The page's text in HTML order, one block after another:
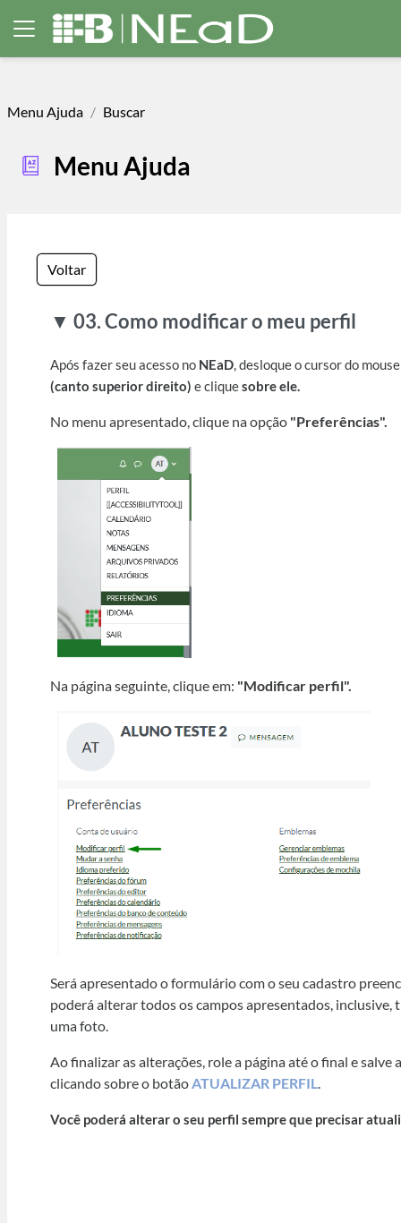
Ir para o conteúdo principal
Painel lateral
Menu Ajuda Buscar
Menu Ajuda
Voltar
▼ 03. Como modificar o meu perfil
Após fazer seu acesso no NEaD, desloque o cursor do
(canto superior direito) e cliquesobre ele.
No menu apresentado, clique na opção "Preferências".
Na página seguinte, clique em: "Modificar perfil".
Será apresentado o formulário com o seu cadastro
poderá alterar todos os campos apresentados, inclusive,
uma foto.
Ao finalizar as alterações, role a página até o final e salve
clicando sobre o botão ATUALIZAR PERFIL
Você poderá alterar o seu perfil sempre que precisar